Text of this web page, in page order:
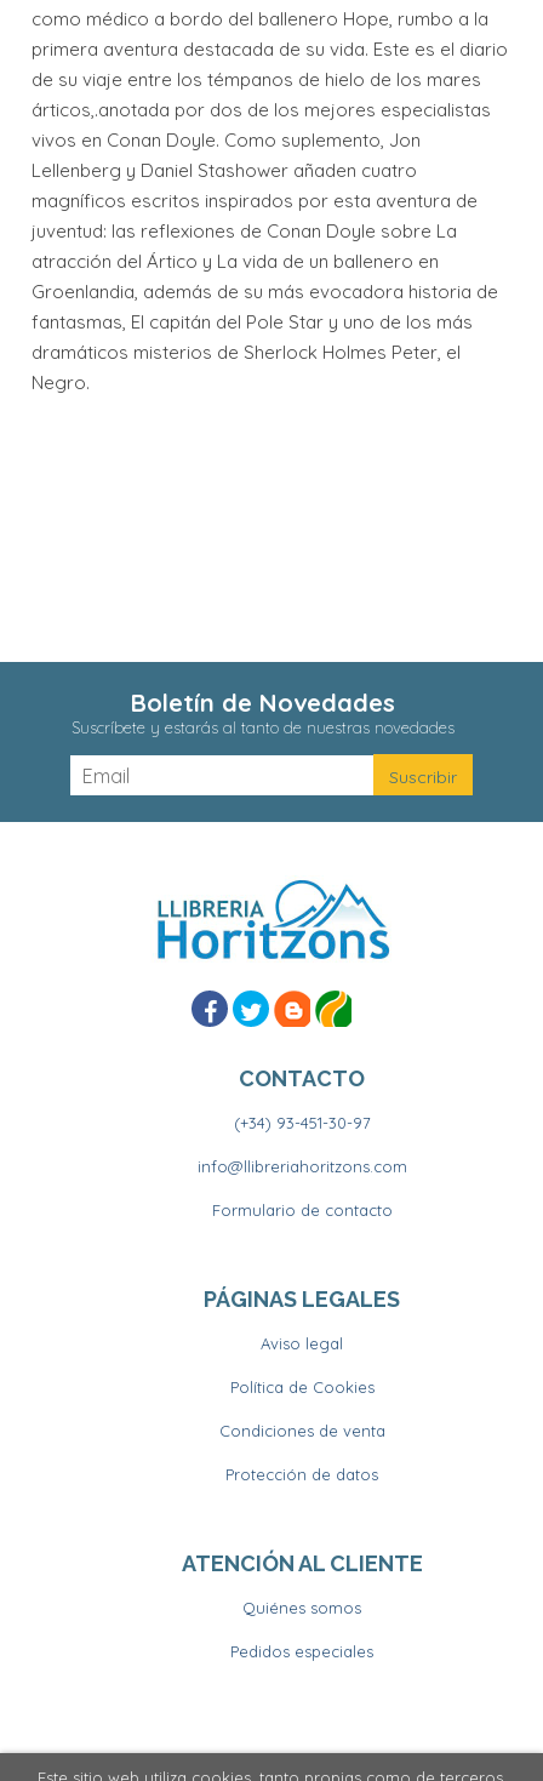
como médico a bordo del ballenero Hope, rumbo a la
primera aventura destacada de su vida. Este es el diario
de su viaje entre los témpanos de hielo de los mares
árticos,.anotada por dos de los mejores especialistas
vivos en Conan Doyle. Como suplemento, Jon
Lellenberg y Daniel Stashower añaden cuatro
magníficos escritos inspirados por esta aventura de
juventud: las reflexiones de Conan Doyle sobre La
atracción del Ártico y La vida de un ballenero en
Groenlandia, además de su más evocadora historia de
fantasmas, El capitán del Pole Star y uno de los más
dramáticos misterios de Sherlock Holmes Peter, el
Negro.
Boletín de Novedades
Suscríbete y estarás al tanto de nuestras novedades
CONTACTO
(+34) 93-451-30-97
info@llibreriahoritzons.com
Formulario de contacto
PÁGINAS LEGALES
Aviso legal
Política de Cookies
Condiciones de venta
Protección de datos
ATENCIÓN AL CLIENTE
Quiénes somos
Pedidos especiales